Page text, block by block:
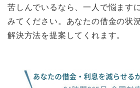
苦しんでいるなら、一人で悩ます
みてください。あなたの借金の状
解決方法を提案してくれます。